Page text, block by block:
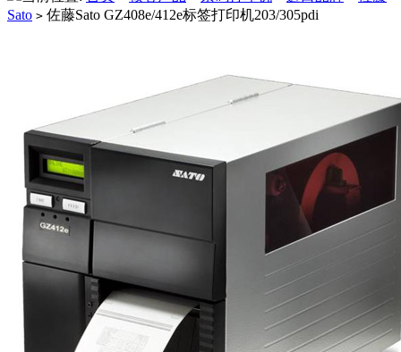
Sato > 佐藤Sato GZ408e/412e标签打印机203/305pdi